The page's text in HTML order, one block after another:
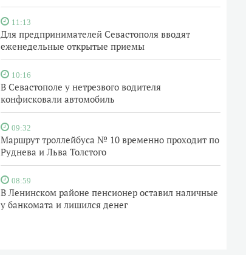
11:13
Для предпринимателей Севастополя вводят
еженедельные открытые приемы
10:16
В Севастополе у нетрезвого водителя
конфисковали автомобиль
09:32
Маршрут троллейбуса № 10 временно проходит по
Руднева и Льва Толстого
08:59
В Ленинском районе пенсионер оставил наличные
у банкомата и лишился денег